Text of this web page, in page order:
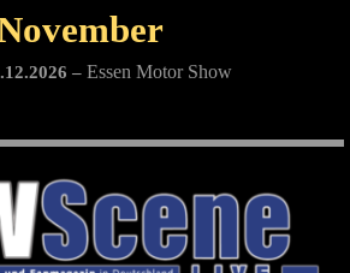
– Essen Motor Show